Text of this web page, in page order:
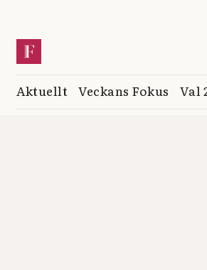
Aktuellt Veckans Fokus Val